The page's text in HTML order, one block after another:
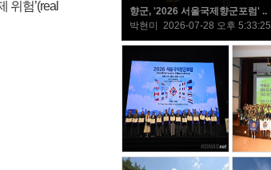
위험’(real
향군, '2026 서울국제향군포럼' ..
박현미 2026-07-28 오후 5:33:25